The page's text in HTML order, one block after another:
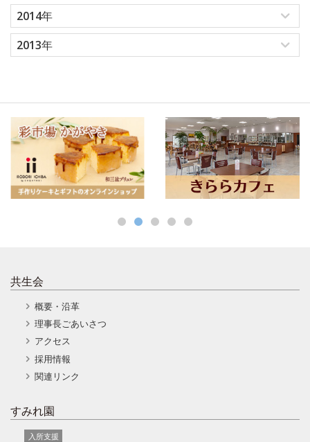
2014年
2013年
共生会
概要・沿革
理事長ごあいさつ
アクセス
採用情報
関連リンク
すみれ園
入所支援